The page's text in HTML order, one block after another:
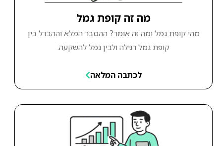
מה זה קופת גמל
מהי קופת גמל ומה זה אומר? ההסבר המלא וההבדל בין
קופת גמל רגילה ולבין גמל להשקעה.
לכתבה המלאה